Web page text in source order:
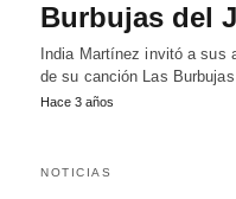
Burbujas del
India Martínez invitó a sus
de su canción Las
Hace 3 años
NOTICIAS